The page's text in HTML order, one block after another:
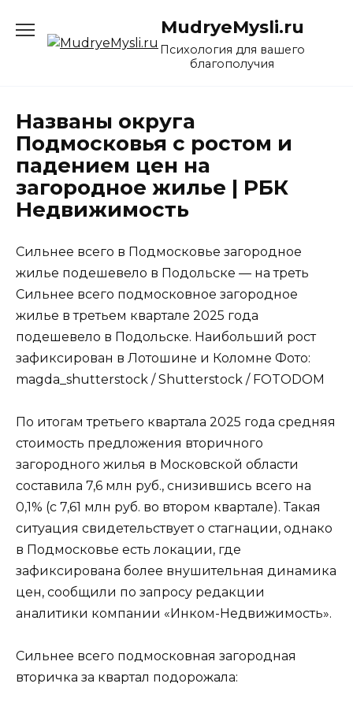
содержанию
MudryeMysli.ru
Психология для вашего
благополучия
Названы округа
Подмосковья с ростом и
падением цен на
загородное жилье | РБК
Недвижимость
Сильнее всего в Подмосковье загородное
жилье подешевело в Подольске — на треть
Сильнее всего подмосковное загородное
жилье в третьем квартале 2025 года
подешевело в Подольске. Наибольший рост
зафиксирован в Лотошине и Коломне Фото:
magda_shutterstock / Shutterstock / FOTODOM
По итогам третьего квартала 2025 года средняя
стоимость предложения вторичного
загородного жилья в Московской области
составила 7,6 млн руб., снизившись всего на
0,1% (с 7,61 млн руб. во втором квартале). Такая
ситуация свидетельствует о стагнации, однако
в Подмосковье есть локации, где
зафиксирована более внушительная динамика
цен, сообщили по запросу редакции
аналитики компании «Инком-Недвижимость».
Сильнее всего подмосковная загородная
вторичка за квартал подорожала: